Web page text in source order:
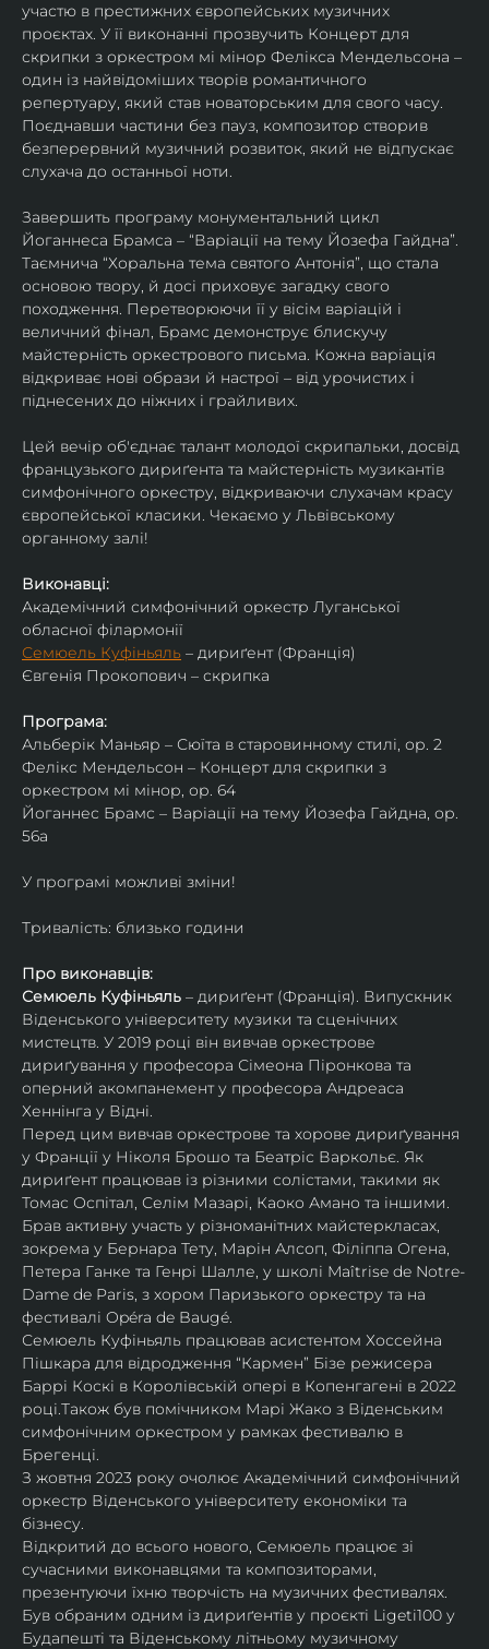
участю в престижних європейських музичних
проєктах. У її виконанні прозвучить Концерт для
скрипки з оркестром мі мінор Фелікса Мендельсона –
один із найвідоміших творів романтичного
репертуару, який став новаторським для свого часу.
Поєднавши частини без пауз, композитор створив
безперервний музичний розвиток, який не відпускає
слухача до останньої ноти.
Завершить програму монументальний цикл
Йоганнеса Брамса – “Варіації на тему Йозефа Гайдна”.
Таємнича “Хоральна тема святого Антонія”, що стала
основою твору, й досі приховує загадку свого
походження. Перетворюючи її у вісім варіацій і
величний фінал, Брамс демонструє блискучу
майстерність оркестрового письма. Кожна варіація
відкриває нові образи й настрої – від урочистих і
піднесених до ніжних і грайливих.
Цей вечір об'єднає талант молодої скрипальки, досвід
французького дириґента та майстерність музикантів
симфонічного оркестру, відкриваючи слухачам красу
європейської класики. Чекаємо у Львівському
органному залі!
Виконавці:
Академічний симфонічний оркестр Луганської
обласної філармонії
Семюель Куфіньяль – дириґент (Франція)
Євгенія Прокопович – скрипка
Програма:
Альберік Маньяр – Сюїта в старовинному стилі, ор. 2
Фелікс Мендельсон – Концерт для скрипки з
оркестром мі мінор, ор. 64
Йоганнес Брамс – Варіації на тему Йозефа Гайдна, ор.
56a
У програмі можливі зміни!
Тривалість: близько години
Про виконавців:
Семюель Куфіньяль – дириґент (Франція). Випускник
Віденського університету музики та сценічних
мистецтв. У 2019 році він вивчав оркестрове
дириґування у професора Сімеона Піронкова та
оперний акомпанемент у професора Андреаса
Хеннінга у Відні.
Перед цим вивчав оркестрове та хорове дириґування
у Франції у Ніколя Брошо та Беатріс Варкольє. Як
дириґент працював із різними солістами, такими як
Томас Оспітал, Селім Мазарі, Каоко Амано та іншими.
Брав активну участь у різноманітних майстеркласах,
зокрема у Бернара Тету, Марін Алсоп, Філіппа Огена,
Петера Ганке та Генрі Шалле, у школі Maîtrise de Notre-
Dame de Paris, з хором Паризького оркестру та на
фестивалі Opéra de Baugé.
Семюель Куфіньяль працював асистентом Хоссейна
Пішкара для відродження “Кармен” Бізе режисера
Баррі Коскі в Королівській опері в Копенгагені в 2022
році.Також був помічником Марі Жако з Віденським
симфонічним оркестром у рамках фестивалю в
Брегенці.
З жовтня 2023 року очолює Академічний симфонічний
оркестр Віденського університету економіки та
бізнесу.
Відкритий до всього нового, Семюель працює зі
сучасними виконавцями та композиторами,
презентуючи їхню творчість на музичних фестивалях.
Був обраним одним із дириґентів у проєкті Ligeti100 у
Будапешті та Віденському літньому музичному